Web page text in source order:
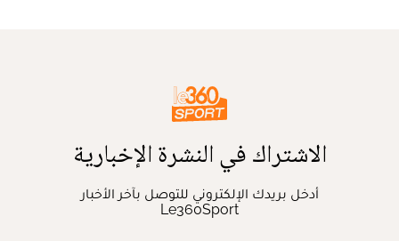
الاشتراك في النشرة الإخبارية
أدخل بريدك الإلكتروني للتوصل بآخر الأخبار
Le360Sport